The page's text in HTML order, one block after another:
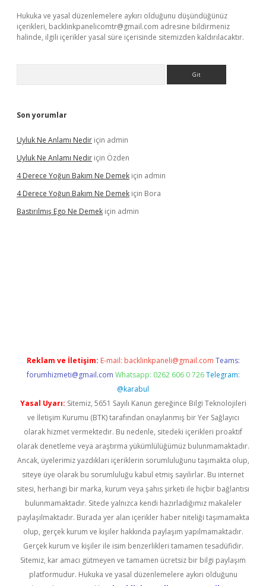
Hukuka ve yasal düzenlemelere aykırı olduğunu düşündüğünüz
içerikleri, backlinkpanelicomtr@gmail.com adresine bildirmeniz
halinde, ilgili içerikler yasal süre içerisinde sitemizden kaldırılacaktır.
Son yorumlar
Uyluk Ne Anlamı Nedir için admin
Uyluk Ne Anlamı Nedir için Özden
4 Derece Yoğun Bakım Ne Demek için admin
4 Derece Yoğun Bakım Ne Demek için Bora
Bastırılmış Ego Ne Demek için admin
Reklam ve İletişim: E-mail: backlinkpaneli@gmail.com Teams:
forumhizmeti@gmail.com Whatsapp: 0262 606 0 726 Telegram:
@karabul
Yasal Uyarı: Sitemiz, 5651 Sayılı Kanun gereğince Bilgi Teknolojileri
ve İletişim Kurumu (BTK) tarafından onaylanmış bir Yer Sağlayıcı
olarak hizmet vermektedir. Bu nedenle, sitedeki içerikleri proaktif
olarak denetleme veya araştırma yükümlülüğümüz bulunmamaktadır.
Ancak, üyelerimiz yazdıkları içeriklerin sorumluluğunu taşımakta olup,
siteye üye olarak bu sorumluluğu kabul etmiş sayılırlar. Bu internet
sitesi, herhangi bir marka, kurum veya şahıs şirketi ile hiçbir bağlantısı
bulunmamaktadır. Sitede yalnızca kendi hazırladığımız makaleler
paylaşılmaktadır. Burada yer alan içerikler haber niteliği taşımamakta
olup, gerçek kurum ve kişiler hakkında paylaşım yapılmamaktadır.
Gerçek kurum ve kişiler ile isim benzerlikleri tamamen tesadüfidir.
Sitemiz, kar amacı gütmeyen ve tamamen ücretsiz bir bilgi paylaşım
platformudur. Hukuka ve yasal düzenlemelere aykırı olduğunu